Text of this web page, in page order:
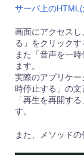
サーバ上のHTML
画面にアクセス
る」をクリックす
また「音声を一
ます。
実際のアプリケ
時停止する」の文
「再生を再開す
す。
また、メソッドの